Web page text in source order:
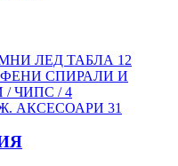
ЛЕД ТАБЛА 12
СПИРАЛИ И
/ ЧИПС /4
АКСЕСОАРИ 31